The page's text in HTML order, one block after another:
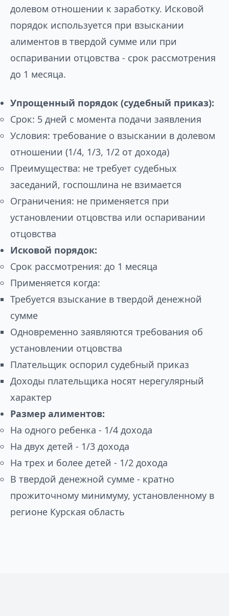
долевом отношении к заработку. Исковой
порядок используется при взыскании
алиментов в твердой сумме или при
оспаривании отцовства - срок рассмотрения
до 1 месяца.
Упрощенный порядок (судебный приказ):
Срок: 5 дней с момента подачи заявления
Условия: требование о взыскании в долевом
отношении (1/4, 1/3, 1/2 от дохода)
Преимущества: не требует судебных
заседаний, госпошлина не взимается
Ограничения: не применяется при
установлении отцовства или оспаривании
отцовства
Исковой порядок:
Срок рассмотрения: до 1 месяца
Применяется когда:
Требуется взыскание в твердой денежной
сумме
Одновременно заявляются требования об
установлении отцовства
Плательщик оспорил судебный приказ
Доходы плательщика носят нерегулярный
характер
Размер алиментов:
На одного ребенка - 1/4 дохода
На двух детей - 1/3 дохода
На трех и более детей - 1/2 дохода
В твердой денежной сумме - кратно
прожиточному минимуму, установленному в
регионе Курская область